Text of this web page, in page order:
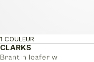
CLARKS
Brantin loafer w
1 COULEUR